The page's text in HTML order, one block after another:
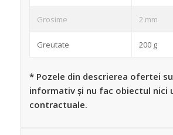
Grosime 2 mm
Greutate 200 g
* Pozele din descrierea ofertei
informativ și nu fac obiectul nici
contractuale.